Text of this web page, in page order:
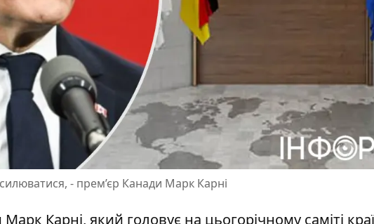
- прем’єр Канади Марк Карні
Карні, який головує на цьогорічному саміті